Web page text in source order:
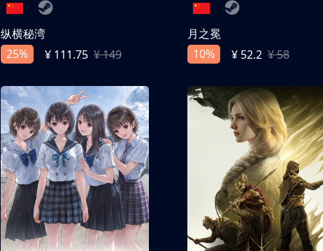
纵横秘湾
25%
¥ 111.75 ¥ 149
月之冕
10%
¥ 52.2 ¥ 58